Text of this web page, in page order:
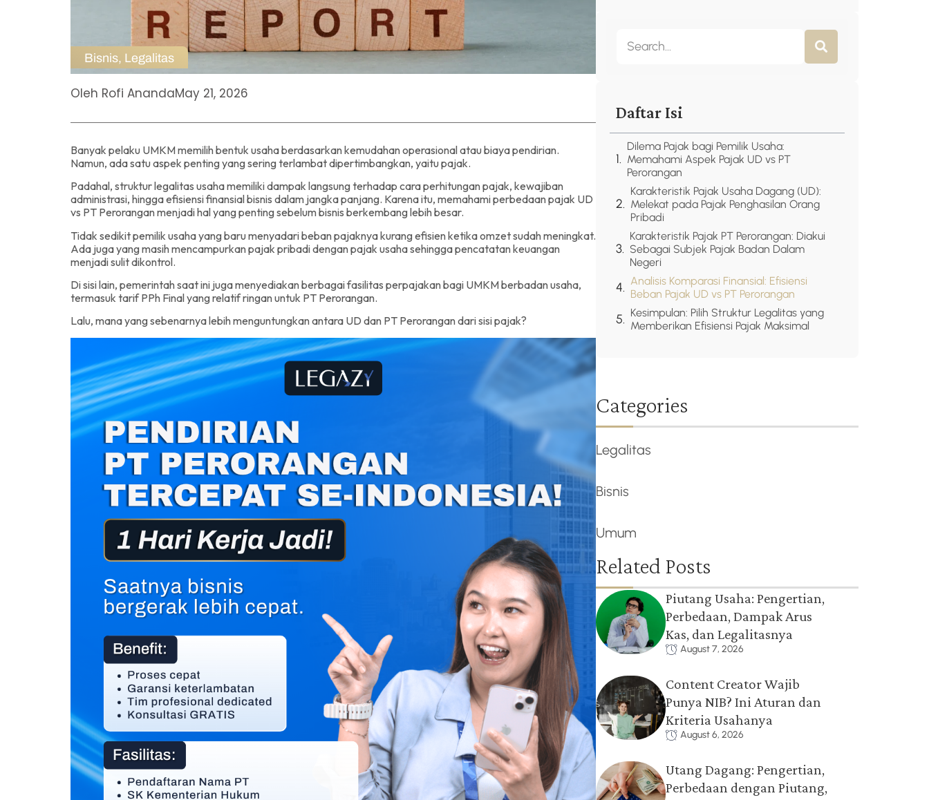
Bisnis, Legalitas
Oleh Rofi AnandaMay 21, 2026
Banyak pelaku UMKM memilih bentuk usaha berdasarkan kemudahan operasional atau biaya pendirian.
Namun, ada satu aspek penting yang sering terlambat dipertimbangkan, yaitu pajak.
Padahal, struktur legalitas usaha memiliki dampak langsung terhadap cara perhitungan pajak, kewajiban
administrasi, hingga efisiensi finansial bisnis dalam jangka panjang. Karena itu, memahami perbedaan pajak UD
vs PT Perorangan menjadi hal yang penting sebelum bisnis berkembang lebih besar.
Tidak sedikit pemilik usaha yang baru menyadari beban pajaknya kurang efisien ketika omzet sudah meningkat.
Ada juga yang masih mencampurkan pajak pribadi dengan pajak usaha sehingga pencatatan keuangan
menjadi sulit dikontrol.
Di sisi lain, pemerintah saat ini juga menyediakan berbagai fasilitas perpajakan bagi UMKM berbadan usaha,
termasuk tarif PPh Final yang relatif ringan untuk PT Perorangan.
Lalu, mana yang sebenarnya lebih menguntungkan antara UD dan PT Perorangan dari sisi pajak?
Daftar Isi
Dilema Pajak bagi Pemilik Usaha:
Memahami Aspek Pajak UD vs PT
Perorangan
Karakteristik Pajak Usaha Dagang (UD):
Melekat pada Pajak Penghasilan Orang
Pribadi
Karakteristik Pajak PT Perorangan: Diakui
Sebagai Subjek Pajak Badan Dalam
Negeri
Analisis Komparasi Finansial: Efisiensi
Beban Pajak UD vs PT Perorangan
Kesimpulan: Pilih Struktur Legalitas yang
Memberikan Efisiensi Pajak Maksimal
Categories
Legalitas
Bisnis
Umum
Related Posts
Piutang Usaha: Pengertian,
Perbedaan, Dampak Arus
Kas, dan Legalitasnya
August 7, 2026
Content Creator Wajib
Punya NIB? Ini Aturan dan
Kriteria Usahanya
August 6, 2026
Utang Dagang: Pengertian,
Perbedaan dengan Piutang,